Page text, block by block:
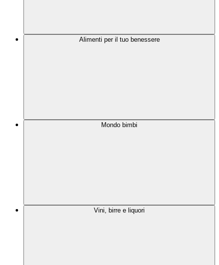
Alimenti per il tuo benessere
Mondo bimbi
Vini, birre e liquori